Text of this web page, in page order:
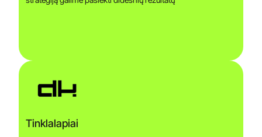
Tinklalapiai